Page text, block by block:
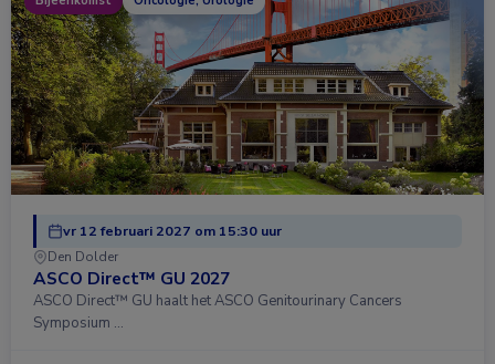
vr 12 februari 2027 om 15:30 uur
Den Dolder
ASCO Direct™ GU 2027
ASCO Direct™ GU haalt het ASCO Genitourinary Cancers
Symposium …